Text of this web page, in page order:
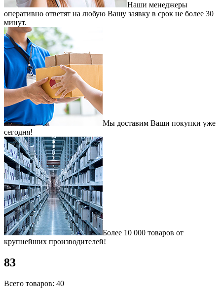
Наши менеджеры
оперативно ответят на любую Вашу заявку в срок не более 30
минут.
Мы доставим Ваши покупки уже
сегодня!
Более 10 000 товаров от
крупнейших производителей!
83
Всего товаров: 40